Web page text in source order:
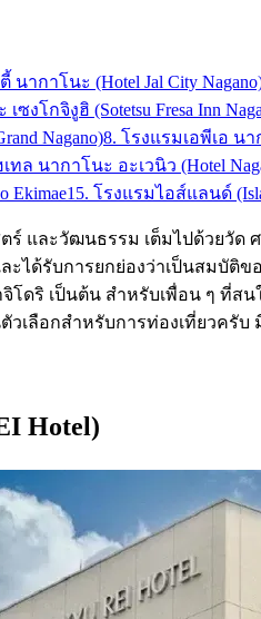
นากาโนะ (Hotel Jal City
งโกจิงูฮิ (Sotetsu Fresa Inn
Nagano)8. โรงแรมเอพีเอ นา
เทล นากาโนะ อะเวนิว (Hotel
Ekimae15. โรงแรมไอส์แลนด์
ร์ และวัฒนธรรม เต็มไปด้วย
ได้รับการยกย่องว่าเป็นสมบั
ริ เป็นต้น สำหรับเพื่อน ๆ ที่ส
วเลือกสำหรับการท่องเที่ยวครับ
Hotel)